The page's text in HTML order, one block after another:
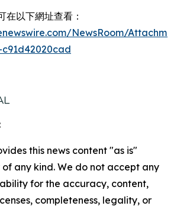
在以下網址查看：
NewsRoom/
this news content "as is"
any kind. We do not accept any
for the accuracy, content,
completeness, legality, or